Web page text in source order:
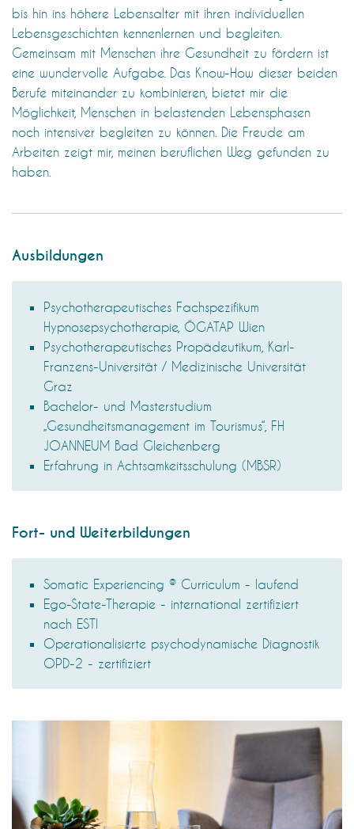
bis hin ins höhere Lebensalter mit ihren individuellen
Lebensgeschichten kennenlernen und begleiten.
Gemeinsam mit Menschen ihre Gesundheit zu fördern ist
eine wundervolle Aufgabe. Das Know-How dieser beiden
Berufe miteinander zu kombinieren, bietet mir die
Möglichkeit, Menschen in belastenden Lebensphasen
noch intensiver begleiten zu können. Die Freude am
Arbeiten zeigt mir, meinen beruflichen Weg gefunden zu
haben.
Ausbildungen
Psychotherapeutisches Fachspezifikum
Hypnosepsychotherapie, ÖGATAP Wien
Psychotherapeutisches Propädeutikum, Karl-
Franzens-Universität / Medizinische Universität
Graz
Bachelor- und Masterstudium
„Gesundheitsmanagement im Tourismus“, FH
JOANNEUM Bad Gleichenberg
Erfahrung in Achtsamkeitsschulung (MBSR)
Fort- und Weiterbildungen
Somatic Experiencing ® Curriculum - laufend
Ego-State-Therapie - international zertifiziert
nach ESTI
Operationalisierte psychodynamische Diagnostik
OPD-2 - zertifiziert